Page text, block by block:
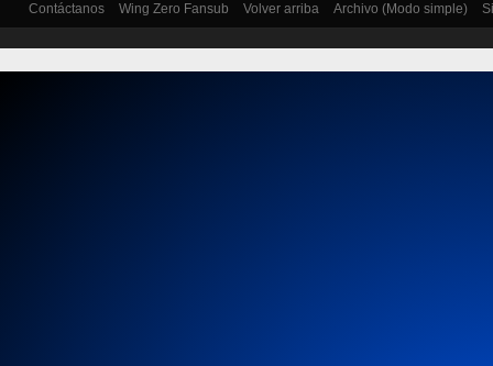
Contáctanos Wing Zero Fansub Volver arriba Archivo (Modo simple)